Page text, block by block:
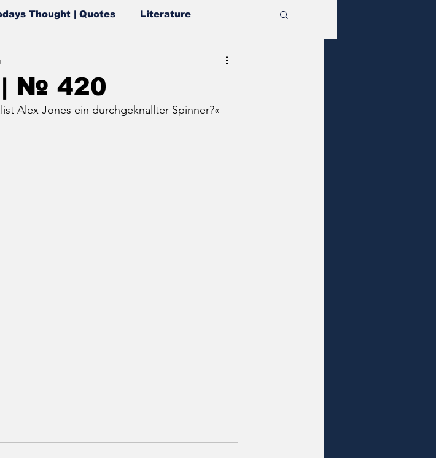
Thought | Quotes Literature
| № 420
Alex Jones ein durchgeknallter Spinner?«